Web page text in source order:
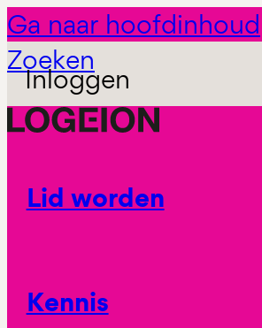
Ga naar hoofdinhoud
Zoeken
Inloggen
Lid worden
Kennis